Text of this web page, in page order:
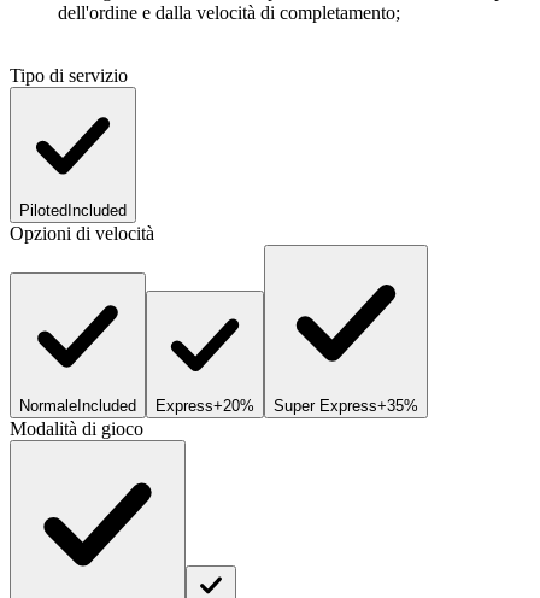
dell'ordine e dalla velocità di completamento;
Tipo di servizio
Piloted Included
Opzioni di velocità
Normale Included Express+20% Super Express+35%
Modalità di gioco